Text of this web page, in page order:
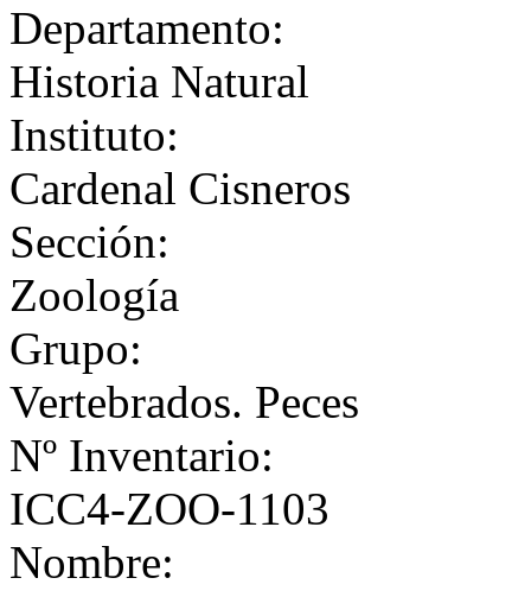
Departamento:
Historia Natural
Instituto:
Cardenal Cisneros
Sección:
Zoología
Grupo:
Vertebrados. Peces
Nº Inventario:
ICC4-ZOO-1103
Nombre: